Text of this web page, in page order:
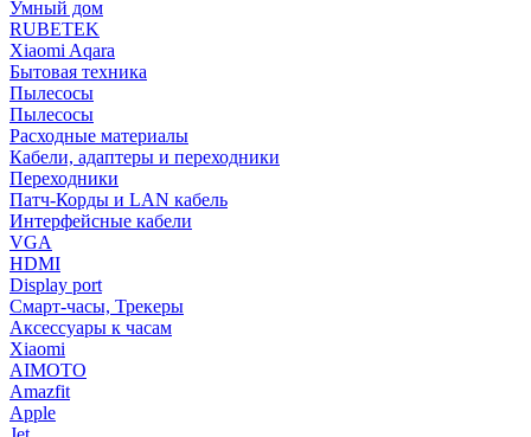
Умный дом
RUBETEK
Xiaomi Aqara
Бытовая техника
Пылесосы
Пылесосы
Расходные материалы
Кабели, адаптеры и переходники
Переходники
Патч-Корды и LAN кабель
Интерфейсные кабели
VGA
HDMI
Display port
Смарт-часы, Трекеры
Аксессуары к часам
Xiaomi
AIMOTO
Amazfit
Apple